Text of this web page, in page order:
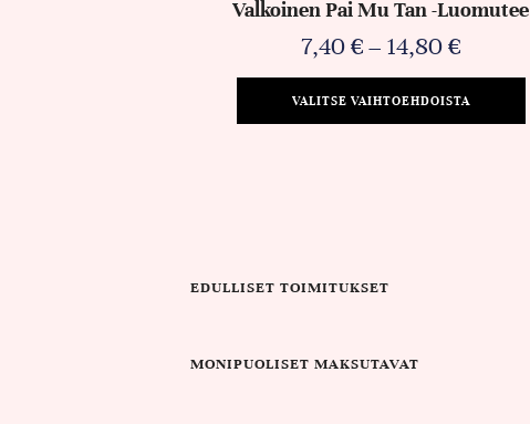
Valkoinen Pai Mu Tan -luomutee
7,40€– 14,80€
VALITSE VAIHTOEHDOISTA
EDULLISET TOIMITUKSET
MONIPUOLISET MAKSUTAVAT